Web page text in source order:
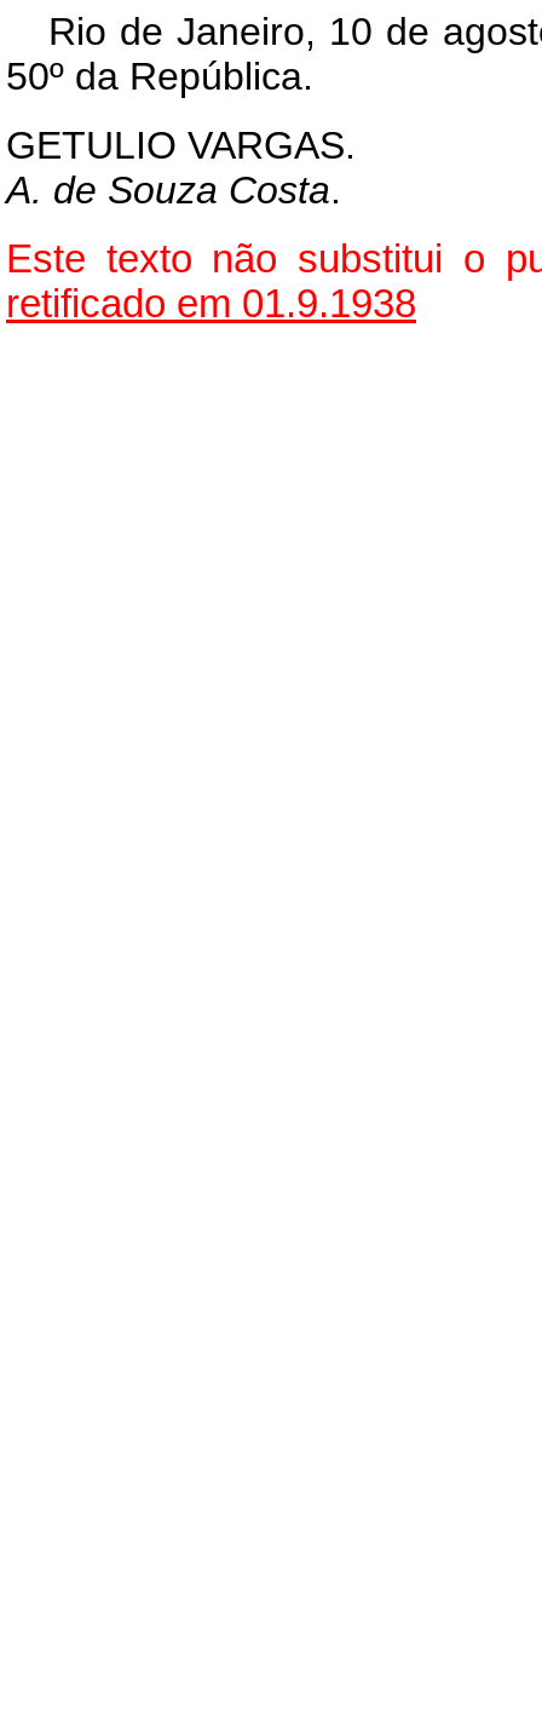
Rio de Janeiro, 10 de
50º da República.
GETULIO VARGAS.
A. de Souza Costa.
Este texto não substitui o
retificado em 01.9.1938